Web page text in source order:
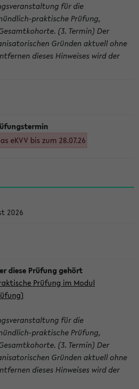
für die
praktische Prüfung,
(3. Termin) Der
Gründen aktuell ohne
dieses Hinweises wird der
eKVV bis zum 28.07.26
2026
Prüfung im Modul
für die
praktische Prüfung,
(3. Termin) Der
Gründen aktuell ohne
dieses Hinweises wird der